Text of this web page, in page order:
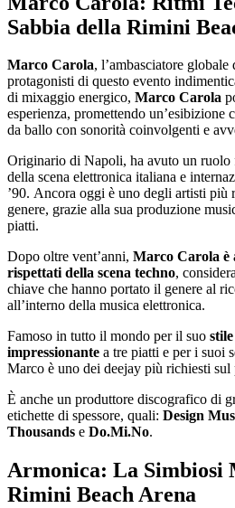
Sabbia della Rimini
Marco Carola, l’ambasciatore
protagonisti di questo evento
di mixaggio energico, Marco Carola
esperienza, promettendo un’esibizione
da ballo con sonorità coinvolgenti e
Originario di Napoli, ha avuto un ruolo
della scena elettronica italiana e
’90. Ancora oggi è uno degli artisti più
genere, grazie alla sua produzione
piatti.
Dopo oltre vent’anni, Marco Carola è
rispettati della scena techno,
chiave che hanno portato il genere al
all’interno della musica elettronica.
Famoso in tutto il mondo per il suo
impressionante a tre piatti e per i suoi
Marco è uno dei deejay più richiesti
È anche un produttore discografico di
etichette di spessore, quali: Design
Thousands e Do.Mi.No.
Armonica: La Simbiosi
Rimini Beach Arena